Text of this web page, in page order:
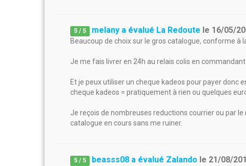
5 / 5 melany a évalué La Redoute le 16/05/
Beaucoup de choix sur le gros catalogue, conforme à
Je me fais livrer en 24h au relais colis en commandant
Et je peux utiliser un cheque kadeos pour payer donc
cheque kadeos = pratiquement à rien ou quelques
Je reçois de nombreuses reductions courrier ou par
catalogue en cours sans me ruiner.
5 / 5 beasss08 a évalué Zalando le 21/08/